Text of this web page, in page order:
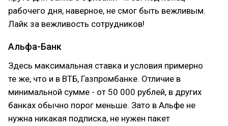
рабочего дня, наверное, не смог быть вежливым.
Лайк за вежливость сотрудников!
Альфа-Банк
Здесь максимальная ставка и условия примерно
те же, что и в ВТБ, Газпромбанке. Отличие в
минимальной сумме - от 50 000 рублей, в других
банках обычно порог меньше. Зато в Альфе не
нужна никакая подписка, не нужен пакет